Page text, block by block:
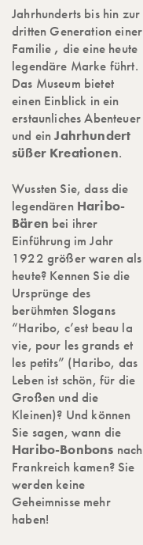
Jahrhunderts bis hin zur
dritten Generation einer
Familie , die eine heute
legendäre Marke führt.
Das Museum bietet
einen Einblick in ein
erstaunliches Abenteuer
und einJahrhundert
süßer Kreationen.
Wussten Sie, dass die
legendärenHaribo-
Bären bei ihrer
Einführung im Jahr
1922 größer waren als
heute? Kennen Sie die
Ursprünge des
berühmten Slogans
“Haribo, c’est beau la
vie, pour les grands et
les petits” (Haribo, das
Leben ist schön, für die
Großen und die
Kleinen)? Und können
Sie sagen, wann die
Haribo-Bonbons nach
Frankreich kamen? Sie
werden keine
Geheimnisse mehr
haben!